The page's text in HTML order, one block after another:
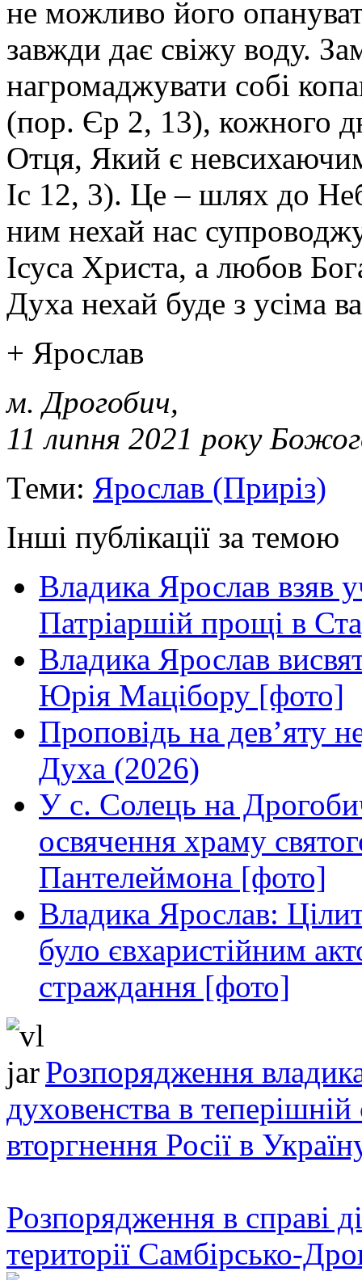
не можливо його
завжди дає свіжу воду.
нагромаджувати собі
(пор. Єр 2, 13), кожного
Отця, Який є
Іс 12, 3). Це – шлях до
ним нехай нас
Ісуса Христа, а любов
Духа нехай буде з усіма
+ Ярослав
м. Дрогобич,
11 липня 2021 року
Теми: Ярослав (Приріз)
Інші публікації за темою
Владика Ярослав взяв
Патріаршій прощі в
Владика Ярослав
Юрія Мацібору [фото]
Проповідь на дев’яту
Духа (2026)
У с. Солець на
освячення храму
Пантелеймона [фото]
Владика Ярослав:
було євхаристійним
страждання [фото]
Розпорядження
духовенства в теперішній
вторгнення Росії в
Розпорядження в справі
території Самбірсько-